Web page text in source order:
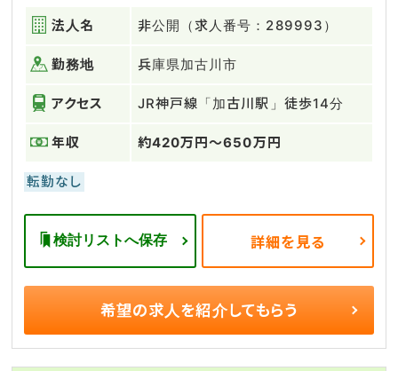
法人名 非公開（求人番号：289993）
勤務地 兵庫県加古川市
アクセス JR神戸線「加古川駅」徒歩14分
年収 約420万円～650万円
転勤なし
検討リストへ保存 詳細を見る
希望の求人を紹介してもらう